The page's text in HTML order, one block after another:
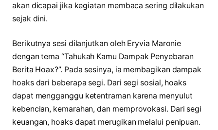
akan dicapai jika kegiatan membaca sering dilakukan
sejak dini.
Berikutnya sesi dilanjutkan oleh Eryvia Maronie
dengan tema “Tahukah Kamu Dampak Penyebaran
Berita Hoax?”. Pada sesinya, ia membagikan dampak
hoaks dari beberapa segi. Dari segi sosial, hoaks
dapat mengganggu ketentraman karena menyulut
kebencian, kemarahan, dan memprovokasi. Dari segi
keuangan, hoaks dapat merugikan melalui penipuan.